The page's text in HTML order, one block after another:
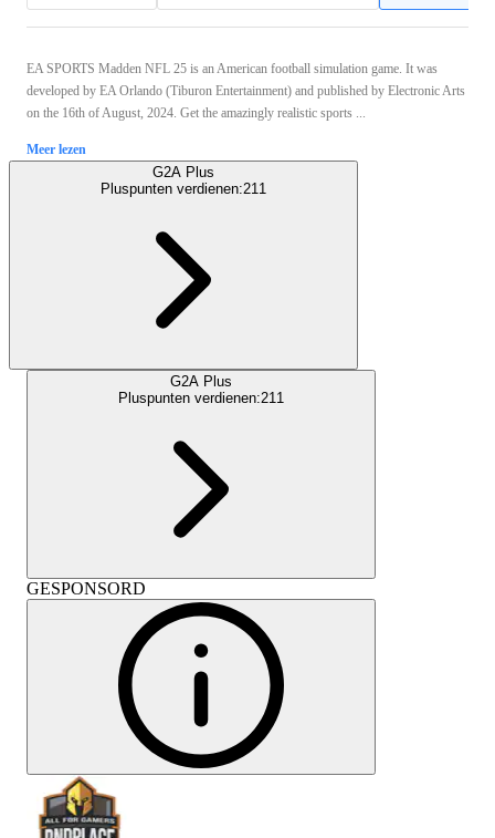
EA SPORTS Madden NFL 25 is an American football simulation game. It was
developed by EA Orlando (Tiburon Entertainment) and published by Electronic Arts
on the 16th of August, 2024. Get the amazingly realistic sports ...
Meer lezen
G2A Plus
Pluspunten verdienen:211
G2A Plus
Pluspunten verdienen:211
GESPONSORD